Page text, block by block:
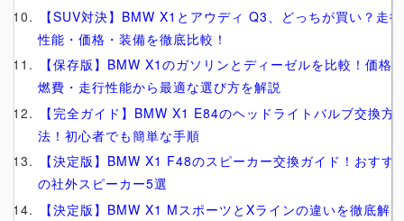
【SUV対決】BMW X1とアウディ Q3、どっちが買い？走行
性能・価格・装備を徹底比較！
【保存版】BMW X1のガソリンとディーゼルを比較！価格
燃費・走行性能から最適な選び方を解説
【完全ガイド】BMW X1 E84のヘッドライトバルブ交換方
法！初心者でも簡単な手順
【決定版】BMW X1 F48のスピーカー交換ガイド！おすす
の社外スピーカー5選
【決定版】BMW X1 MスポーツとXラインの違いを徹底解